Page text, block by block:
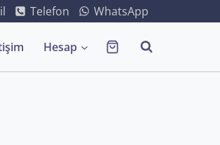
Telefon WhatsApp
Hesap